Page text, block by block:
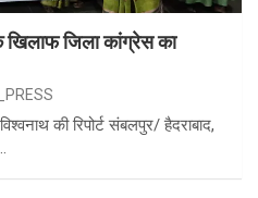
जिला कांग्रेस का
की रिपोर्ट संबलपुर/ हैदराबाद,